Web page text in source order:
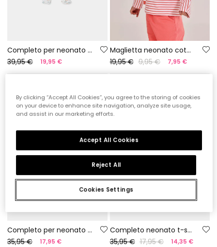
Completo per neonato con stampa di pesci
39,95 €
19,95 €
Maglietta neonato cotone righe
19,95 € 9,95 € 7,95 €
Completo per neonato con body e salopette
35,95 €
17,95 €
Completo neonato t-shirt e salopette stampa verde
35,95 € 17,95 € 14,35 €
By clicking “Accept All Cookies”, you agree to the storing of cookies
on your device to enhance site navigation, analyze site usage,
and assist in our marketing efforts.
Cookies Settings
Reject All
Accept All Cookies